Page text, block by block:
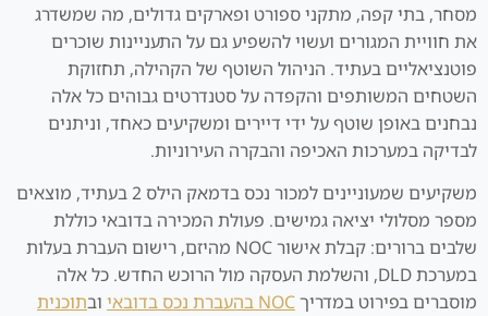
מסחר, בתי קפה, מתקני ספורט ופארקים גדולים, מה שמשדרג
את חוויית המגורים ועשוי להשפיע גם על התעניינות שוכרים
פוטנציאליים בעתיד. הניהול השוטף של הקהילה, תחזוקת
השטחים המשותפים והקפדה על סטנדרטים גבוהים כל אלה
נבחנים באופן שוטף על ידי דיירים ומשקיעים כאחד, וניתנים
לבדיקה במערכות האכיפה והבקרה העירוניות.
משקיעים שמעוניינים למכור נכס בדמאק הילס 2 בעתיד, מוצאים
מספר מסלולי יציאה גמישים. פעולת המכירה בדובאי כוללת
שלבים ברורים: קבלת אישור NOC מהיזם, רישום העברת בעלות
במערכת DLD, והשלמת העסקה מול הרוכש החדש. כל אלה
מוסברים בפירוט במדריךNOC בהעברת נכס בדובאי ובתוכנית